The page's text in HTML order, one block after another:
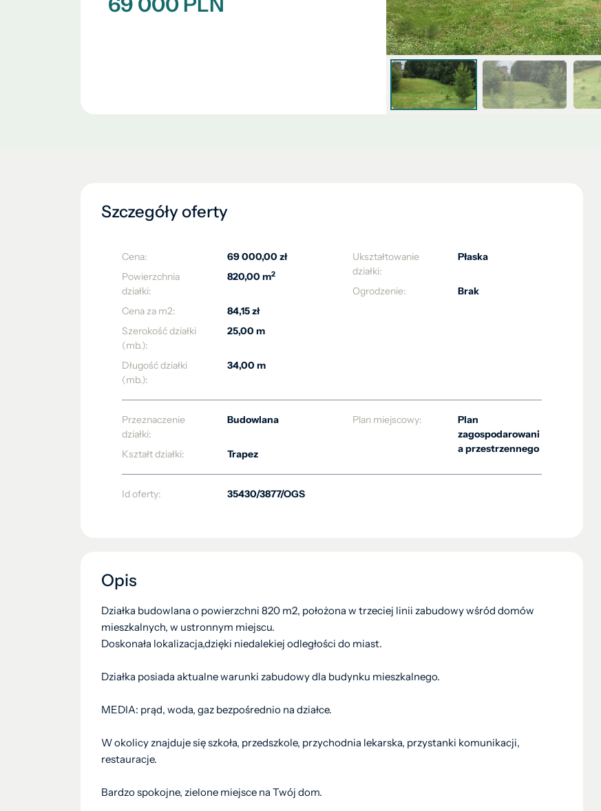
Szczegóły oferty
Cena:
69 000,00 zł
Powierzchnia
działki:
820,00 m2
Cena za m2:
84,15 zł
Szerokość działki
(mb.):
25,00 m
Długość działki
(mb.):
34,00 m
Ukształtowanie
działki:
Płaska
Ogrodzenie: Brak
Przeznaczenie
działki:
Budowlana
Kształt działki: Trapez
Plan miejscowy:
Plan
zagospodarowani
a przestrzennego
Id oferty: 35430/3877/OGS
Opis
Działka budowlana o powierzchni 820 m2, położona w trzeciej linii zabudowy wśród domów
mieszkalnych, w ustronnym miejscu.
Doskonała lokalizacja,dzięki niedalekiej odległości do miast.
Działka posiada aktualne warunki zabudowy dla budynku mieszkalnego.
MEDIA: prąd, woda, gaz bezpośrednio na działce.
W okolicy znajduje się szkoła, przedszkole, przychodnia lekarska, przystanki komunikacji,
restauracje.
Bardzo spokojne, zielone miejsce na Twój dom.